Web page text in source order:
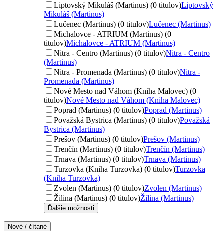
Liptovský Mikuláš (Martinus) (0 titulov)Liptovský
Mikuláš (Martinus)
Lučenec (Martinus) (0 titulov)Lučenec (Martinus)
Michalovce - ATRIUM (Martinus) (0
titulov)Michalovce - ATRIUM (Martinus)
Nitra - Centro (Martinus) (0 titulov)Nitra - Centro
(Martinus)
Nitra - Promenada (Martinus) (0 titulov)Nitra -
Promenada (Martinus)
Nové Mesto nad Váhom (Kniha Malovec) (0
titulov)Nové Mesto nad Váhom (Kniha Malovec)
Poprad (Martinus) (0 titulov)Poprad (Martinus)
Považská Bystrica (Martinus) (0 titulov)Považská
Bystrica (Martinus)
Prešov (Martinus) (0 titulov)Prešov (Martinus)
Trenčín (Martinus) (0 titulov)Trenčín (Martinus)
Trnava (Martinus) (0 titulov)Trnava (Martinus)
Turzovka (Kniha Turzovka) (0 titulov)Turzovka
(Kniha Turzovka)
Zvolen (Martinus) (0 titulov)Zvolen (Martinus)
Žilina (Martinus) (0 titulov)Žilina (Martinus)
Ďalšie možnosti
Nové / čítané